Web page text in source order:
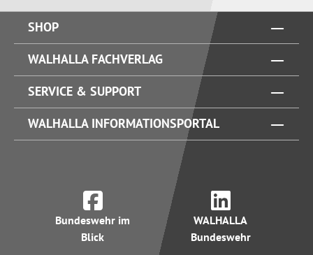
SHOP
WALHALLA FACHVERLAG
SERVICE & SUPPORT
WALHALLA INFORMATIONSPORTAL
Bundeswehr im
Blick
WALHALLA
Bundeswehr